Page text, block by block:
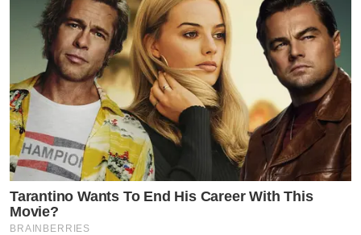
Tarantino Wants To End His Career With This
Movie?
BRAINBERRIES